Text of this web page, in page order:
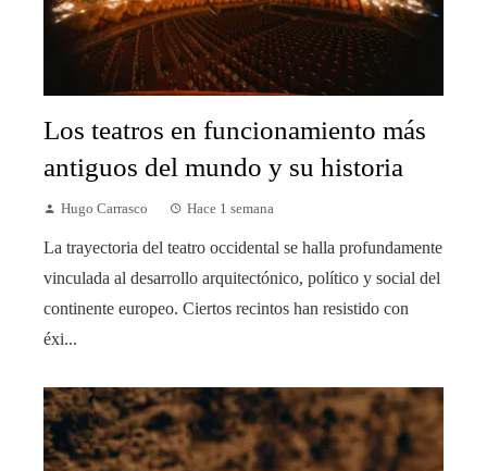
Los teatros en funcionamiento más
antiguos del mundo y su historia
Hugo Carrasco Hace 1 semana
La trayectoria del teatro occidental se halla profundamente
vinculada al desarrollo arquitectónico, político y social del
continente europeo. Ciertos recintos han resistido con
éxi...